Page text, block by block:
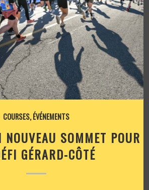
COURSES,ÉVÉNEMENTS
SOMMET POUR
GÉRARD-CÔTÉ